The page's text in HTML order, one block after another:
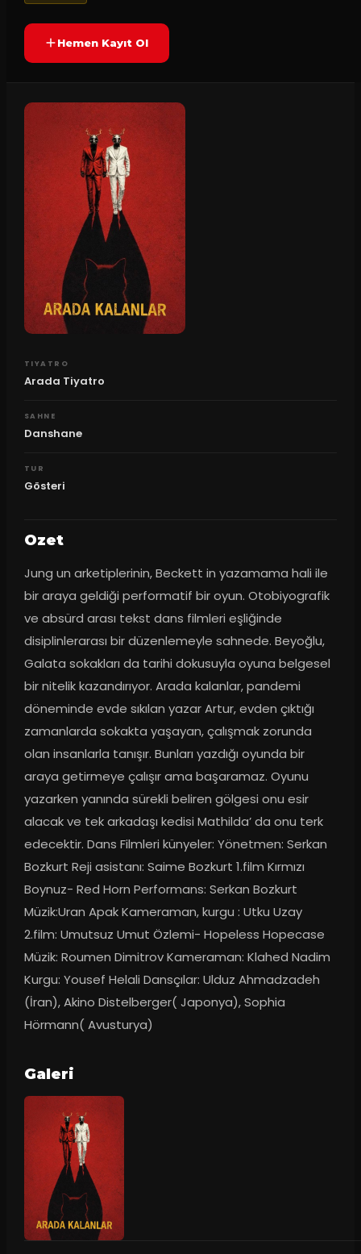
Hemen Kayıt Ol
TIYATRO
Arada Tiyatro
SAHNE
Danshane
TUR
Gösteri
Ozet
Jung un arketiplerinin, Beckett in yazamama hali ile
bir araya geldiği performatif bir oyun. Otobiyografik
ve absürd arası tekst dans filmleri eşliğinde
disiplinlerarası bir düzenlemeyle sahnede. Beyoğlu,
Galata sokakları da tarihi dokusuyla oyuna belgesel
bir nitelik kazandırıyor. Arada kalanlar, pandemi
döneminde evde sıkılan yazar Artur, evden çıktığı
zamanlarda sokakta yaşayan, çalışmak zorunda
olan insanlarla tanışır. Bunları yazdığı oyunda bir
araya getirmeye çalışır ama başaramaz. Oyunu
yazarken yanında sürekli beliren gölgesi onu esir
alacak ve tek arkadaşı kedisi Mathilda’ da onu terk
edecektir. Dans Filmleri künyeler: Yönetmen: Serkan
Bozkurt Reji asistanı: Saime Bozkurt 1.film Kırmızı
Boynuz- Red Horn Performans: Serkan Bozkurt
Müzik:Uran Apak Kameraman, kurgu : Utku Uzay
2.film: Umutsuz Umut Özlemi- Hopeless Hopecase
Müzik: Roumen Dimitrov Kameraman: Klahed Nadim
Kurgu: Yousef Helali Dansçılar: Ulduz Ahmadzadeh
(İran), Akino Distelberger( Japonya), Sophia
Hörmann( Avusturya)
Galeri